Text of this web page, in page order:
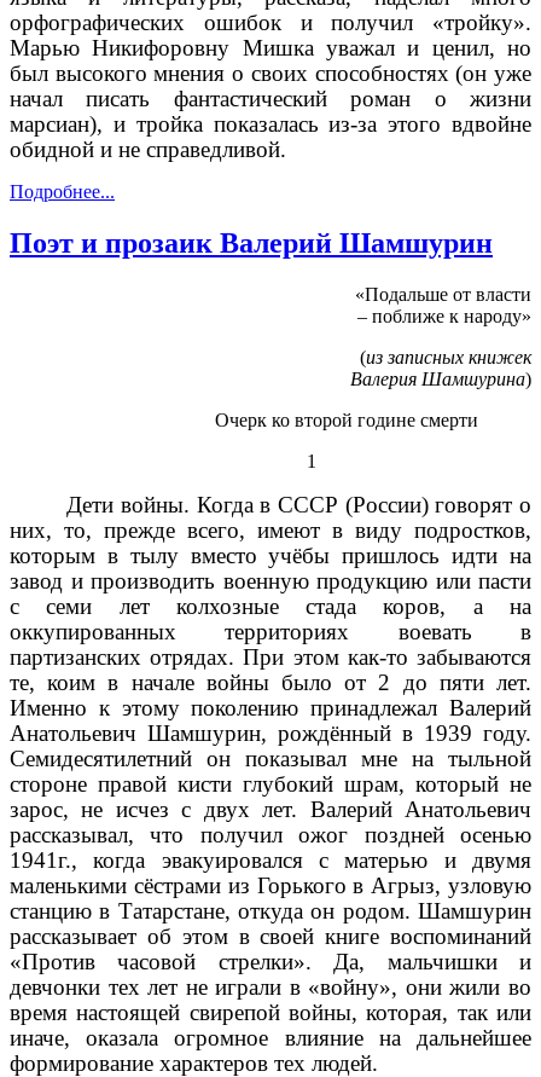
орфографических ошибок и получил «тройку».
Марью Никифоровну Мишка уважал и ценил, но
был высокого мнения о своих способностях (он уже
начал писать фантастический роман о жизни
марсиан), и тройка показалась из-за этого вдвойне
обидной и не справедливой.
Подробнее...
Поэт и прозаик Валерий Шамшурин
«Подальше от власти
– поближе к народу»
(из записных книжек
Валерия Шамшурина)
Очерк ко второй године смерти
1
Дети войны. Когда в СССР (России) говорят о
них, то, прежде всего, имеют в виду подростков,
которым в тылу вместо учёбы пришлось идти на
завод и производить военную продукцию или пасти
с семи лет колхозные стада коров, а на
оккупированных территориях воевать в
партизанских отрядах. При этом как-то забываются
те, коим в начале войны было от 2 до пяти лет.
Именно к этому поколению принадлежал Валерий
Анатольевич Шамшурин, рождённый в 1939 году.
Семидесятилетний он показывал мне на тыльной
стороне правой кисти глубокий шрам, который не
зарос, не исчез с двух лет. Валерий Анатольевич
рассказывал, что получил ожог поздней осенью
1941г., когда эвакуировался с матерью и двумя
маленькими сёстрами из Горького в Агрыз, узловую
станцию в Татарстане, откуда он родом. Шамшурин
рассказывает об этом в своей книге воспоминаний
«Против часовой стрелки». Да, мальчишки и
девчонки тех лет не играли в «войну», они жили во
время настоящей свирепой войны, которая, так или
иначе, оказала огромное влияние на дальнейшее
формирование характеров тех людей.